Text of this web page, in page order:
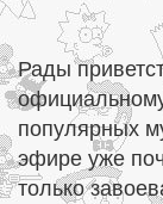
Рады
популярных
эфире уже
только